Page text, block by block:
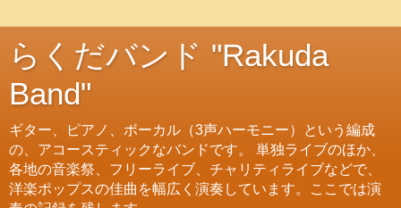
らくだバンド "Rakuda
Band"
ギター、ピアノ、ボーカル（3声ハーモニー）という編成
の、アコースティックなバンドです。 単独ライブのほか、
各地の音楽祭、フリーライブ、チャリティライブなどで、
洋楽ポップスの佳曲を幅広く演奏しています。ここでは演